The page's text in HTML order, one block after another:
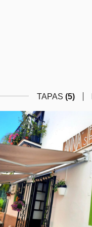
TAPAS (5)